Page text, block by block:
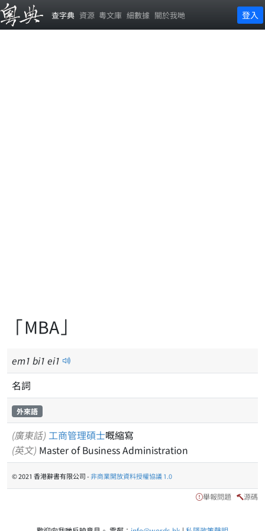
查字典 資源 粵文庫 細數據 關於我哋 登入
「MBA」
em1 bi1 ei1
名詞
外來語
(廣東話) 工商管理碩士嘅縮寫
(英文) Master of Business Administration
© 2021 香港辭書有限公司 -非商業開放資料授權協議 1.0
舉報問題 源碼